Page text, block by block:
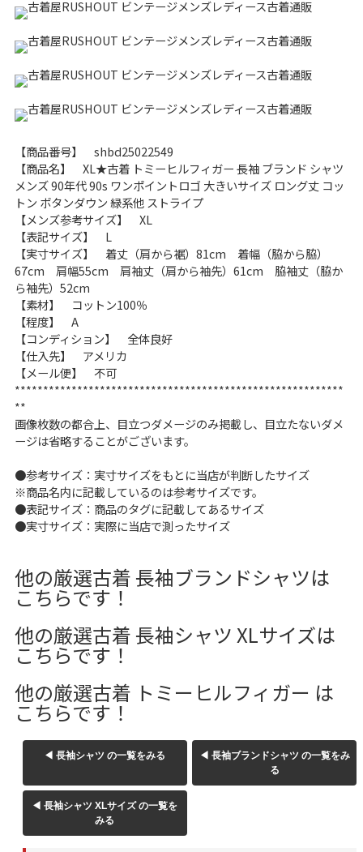
パンツ レディース 子供服
雑貨/小物
Search by Particularこだわりから探す
Search by Sizeサイズから探す（メンズ）
ジャケット XS S L XL
スウェット XS XL
長袖シャツ
半袖シャツ
Tシャツ XS S M L XL
W30以下 W31,W32
W37以上
Search by Maniacマニアックから探す
Tシャツ
Tシャツ
Tシャツ
USA製
すべてのマニアックを見る
Search by Period 年代から探す
【商品番号】 shbd25022549
【商品名】 XL★古着 トミーヒルフィガー 長袖 ブランド シャツ
メンズ 90年代 90s ワンポイントロゴ 大きいサイズ ロング丈 コッ
トン ボタンダウン 緑系他 ストライプ
【メンズ参考サイズ】 XL
【表記サイズ】 L
【実寸サイズ】 着丈（肩から裾）81cm 着幅（脇から脇）
67cm 肩幅55cm 肩袖丈（肩から袖先）61cm 脇袖丈（脇か
ら袖先）52cm
【素材】 コットン100％
【程度】 A
【コンディション】 全体良好
【仕入先】 アメリカ
【メール便】 不可
**********************************************************
**
画像枚数の都合上、目立つダメージのみ掲載し、目立たないダメ
ージは省略することがございます。
●参考サイズ：実寸サイズをもとに当店が判断したサイズ
※商品名内に記載しているのは参考サイズです。
●表記サイズ：商品のタグに記載してあるサイズ
●実寸サイズ：実際に当店で測ったサイズ
他の厳選古着 長袖ブランドシャツは
こちらです！
他の厳選古着 長袖シャツ XLサイズは
こちらです！
他の厳選古着 トミーヒルフィガー は
こちらです！
◀ 長袖シャツ の一覧をみる
◀ 長袖ブランドシャツ の一覧をみ
る
◀ 長袖シャツ XLサイズ の一覧を
みる